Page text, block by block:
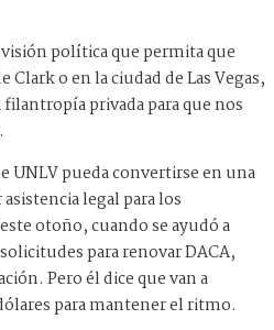
política que permita que
Clark o en la ciudad de Las Vegas,
privada para que nos
UNLV pueda convertirse en una
legal para los
otoño, cuando se ayudó a
para renovar DACA,
Pero él dice que van a
para mantener el ritmo.